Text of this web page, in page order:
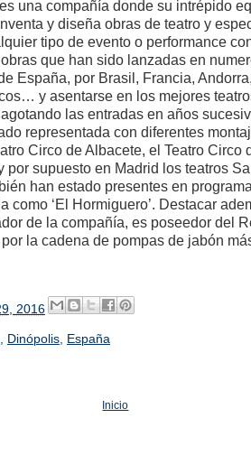
es una compañía donde su intrépido
y diseña obras de teatro y
tipo de evento o performance
que han sido lanzadas en
España, por Brasil, Francia,
y asentarse en los mejores
las entradas en años
representada con diferentes
Circo de Albacete, el Teatro Circo
por supuesto en Madrid los teatros
han estado presentes en
como ‘El Hormiguero’. Destacar
de la compañía, es poseedor del
la cadena de pompas de jabón
2016
, Dinópolis, España
Inicio